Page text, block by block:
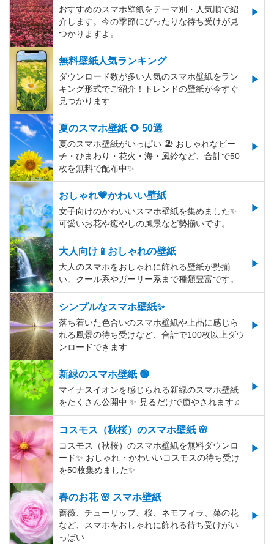
おすすめのスマホ壁紙をテーマ別・人気順で紹
介します。今の季節にぴったりな待ち受けが見
つかりますよ。
無料壁紙人気ランキング
ダウンロード数が多い人気のスマホ壁紙をラン
キング形式でご紹介！トレンドの壁紙が今すぐ
見つかります
夏のスマホ壁紙 🌻 50選
夏のスマホ壁紙がいっぱい 🏖 おしゃれなビー
チ・ひまわり・花火・海・風鈴など、合計で50
枚を無料で配布中✨
おしゃれ💗かわいい壁紙
女子向けのかわいいスマホ壁紙を集めました✨
可愛いお花や癒やしの風景など勢揃いです。
大人向け📱おしゃれの壁紙
大人のスマホをおしゃれに飾れる壁紙が勢揃
い。クール系やガーリー系まで種類豊富です。
シンプルなスマホ壁紙✨
落ち着いた色合いのスマホ壁紙や上品に感じら
れる風景の待ち受けなど、合計で100枚以上ダウ
ンロードできます
新緑のスマホ壁紙 🟢
マイナスイオンを感じられる新緑のスマホ壁紙
をたくさん公開中 ✨ 見るだけで癒やされます♫
コスモス（秋桜）のスマホ壁紙 🌸
コスモス（秋桜）のスマホ壁紙を無料ダウンロ
ード✨️ おしゃれ・かわいいコスモスの待ち受け
を50枚集めました✨️
春のお花 🌸 スマホ壁紙
薔薇、チューリップ、桜、ネモフィラ、菜の花
など、スマホをおしゃれに飾れる待ち受けがい
っぱい